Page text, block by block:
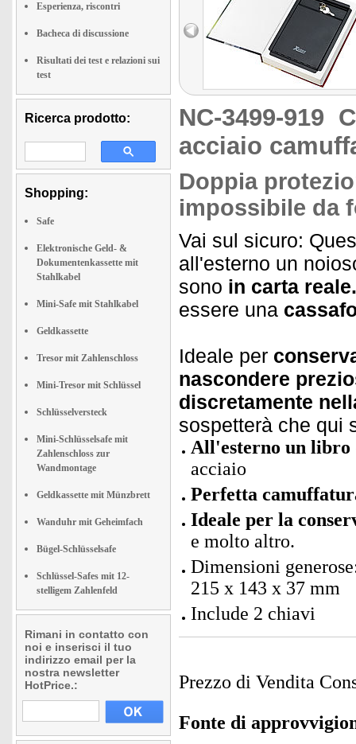
Esperienza, riscontri
Bacheca di discussione
Risultati dei test e relazioni sui
test
Ricerca prodotto:
Shopping:
Safe
Elektronische Geld- &
Dokumentenkassette mit
Stahlkabel
Mini-Safe mit Stahlkabel
Geldkassette
Tresor mit Zahlenschloss
Mini-Tresor mit Schlüssel
Schlüsselversteck
Mini-Schlüsselsafe mit
Zahlenschloss zur
Wandmontage
Geldkassette mit Münzbrett
Wanduhr mit Geheimfach
Bügel-Schlüsselsafe
Schlüssel-Safes mit 12-
stelligem Zahlenfeld
Rimani in contatto con
noi e inserisci il tuo
indirizzo email per la
nostra newsletter
HotPrice.:
NC-3499-919
acciaio
Doppia
impossibile da
Vai sul sicuro:
all'esterno un
sono in carta reale.
essere una
Ideale per
nascondere
discretamente
sospetterà che qui
All'esterno un libro
acciaio
Perfetta
Ideale per la
e molto altro.
Dimensioni
215 x 143 x 37 mm
Include 2 chiavi
Prezzo di Vendita
Fonte di